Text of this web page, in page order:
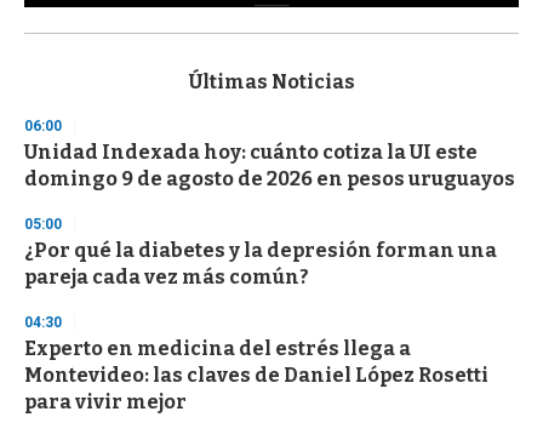
s
d
s
o
f
3
s
e
c
n
d
s
Últimas Noticias
06:00
Unidad Indexada hoy: cuánto cotiza la UI este
domingo 9 de agosto de 2026 en pesos uruguayos
05:00
¿Por qué la diabetes y la depresión forman una
pareja cada vez más común?
04:30
Experto en medicina del estrés llega a
Montevideo: las claves de Daniel López Rosetti
para vivir mejor